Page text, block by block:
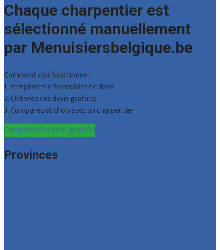
Chaque charpentier est
sélectionné manuellement
par Menuisiersbelgique.be
Comment cela fonctionne :
1. Remplissez le formulaire de devis
2. Obtenez des devis gratuits
3. Comparez et choisissez un charpentier
Comparez des devis gratuits
Provinces